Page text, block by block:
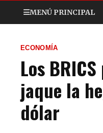
MENÚ PRINCIPAL
ECONOMÍA
Los
jaque la
dólar